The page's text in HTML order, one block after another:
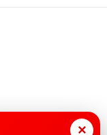
×